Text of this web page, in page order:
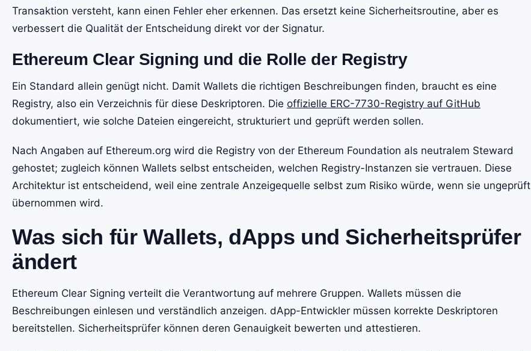
Transaktion versteht, kann einen Fehler eher erkennen. Das ersetzt keine Sicherheitsroutine, aber es
verbessert die Qualität der Entscheidung direkt vor der Signatur.
Ethereum Clear Signing und die Rolle der Registry
Ein Standard allein genügt nicht. Damit Wallets die richtigen Beschreibungen finden, braucht es eine
Registry, also ein Verzeichnis für diese Deskriptoren. Die offizielle ERC-7730-Registry auf GitHub
dokumentiert, wie solche Dateien eingereicht, strukturiert und geprüft werden sollen.
Nach Angaben auf Ethereum.org wird die Registry von der Ethereum Foundation als neutralem Steward
gehostet; zugleich können Wallets selbst entscheiden, welchen Registry-Instanzen sie vertrauen. Diese
Architektur ist entscheidend, weil eine zentrale Anzeigequelle selbst zum Risiko würde, wenn sie ungeprüft
übernommen wird.
Was sich für Wallets, dApps und Sicherheitsprüfer
ändert
Ethereum Clear Signing verteilt die Verantwortung auf mehrere Gruppen. Wallets müssen die
Beschreibungen einlesen und verständlich anzeigen. dApp-Entwickler müssen korrekte Deskriptoren
bereitstellen. Sicherheitsprüfer können deren Genauigkeit bewerten und attestieren.